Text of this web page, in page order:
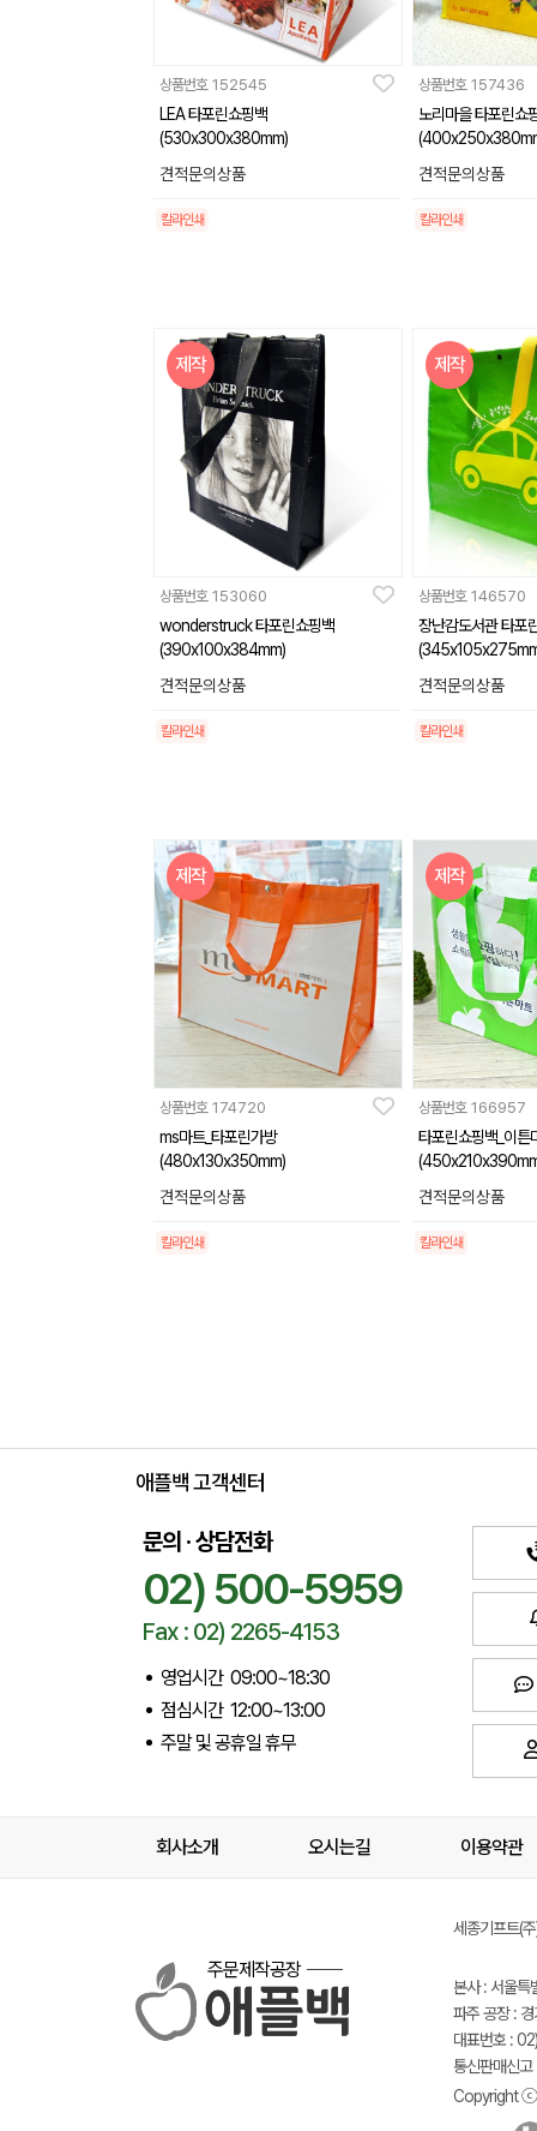
상품번호 152545
LEA 타포린쇼핑백
(530x300x380mm)
견적문의상품
칼라인쇄
상품번호 157436
노리마을 타포린쇼
견적문의상품
칼라인쇄
제작
상품번호 153060
wonderstruck 타포린쇼핑백
(390x100x384mm)
견적문의상품
칼라인쇄
제작
상품번호 146570
장난감도서관 타포
견적문의상품
칼라인쇄
제작
상품번호 174720
ms마트_타포린가방
(480x130x350mm)
견적문의상품
칼라인쇄
제작
상품번호 166957
타포린쇼핑백_이튼
견적문의상품
칼라인쇄
애플백 고객센터
문의 · 상담전화
02) 500-5959
Fax : 02) 2265-4153
영업시간 09:00~18:30
점심시간 12:00~13:00
주말 및 공휴일 휴무
회사소개 오시는길 이용약관
주문제작공장
세종기프트(
본사 : 서울
파주 공장 :
대표번호 :
통신판매신
Copyright ⓒ